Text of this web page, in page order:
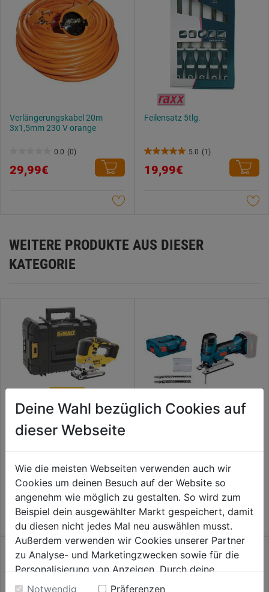
Verlängerungskabel 20m
3x1,5mm 230 V orange
0.0 (0)
von
29,99€
Feilensatz 5tlg.
5.0 (1)
5.0
von
19,99€
WEITERE PRODUKTE AUS DIESER
KATEGORIE
Akku-Pendelhub-Stichsäge
0.0
von
Sternen.
239,99€
solo CLC L-Boxx
0.0 (0)
0.0
von
5
Sternen.
239,99€
Deine Wahl bezüglich Cookies auf
dieser Webseite
Wie die meisten Webseiten verwenden auch wir
Cookies um deinen Besuch auf der Website so
angenehm wie möglich zu gestalten. So wird zum
Beispiel dein ausgewählter Markt gespeichert, damit
du diesen nicht jedes Mal neu auswählen musst.
Außerdem verwenden wir Cookies unserer Partner
zu Analyse- und Marketingzwecken sowie für die
Personalisierung von Anzeigen. Durch deine
Einwilligung werden die Daten von Drittanbieter,
Notwendig Präferenzen